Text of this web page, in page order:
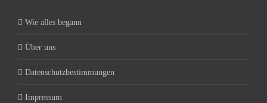
Wie alles begann
Über uns
Datenschutzbestimmungen
Impressum